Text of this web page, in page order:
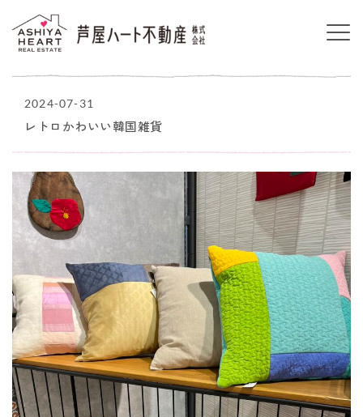
2024-07-31
レトロかわいい韓国雑貨